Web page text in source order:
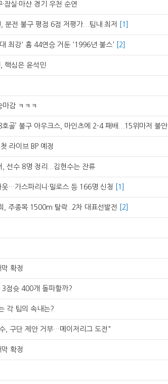
잠실·마산 경기 우천 순연
분전 불구 평점 6점 저평가...팀내 최저 [1]
최강' 홈 44연승 거둔 '1996년 불스' [2]
핵심은 윤석민
감 ㅋㅋㅋ
호골’ 불구 아우크스, 마인츠에 2-4 패배...15위마저 불안
라이브 BP 예정
, 선수 8명 정리...김현수는 잔류
…가스파리니·밀로스 등 166명 신청 [1]
, 주종목 1500m 탈락..2차 대표선발전 [2]
확정
점슛 400개 돌파할까?
각 팀의 속내는?
, 구단 제안 거부…메이저리그 도전"
확정